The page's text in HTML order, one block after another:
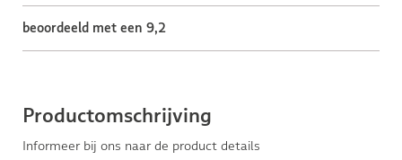
beoordeeld met een 9,2
Productomschrijving
Informeer bij ons naar de product details